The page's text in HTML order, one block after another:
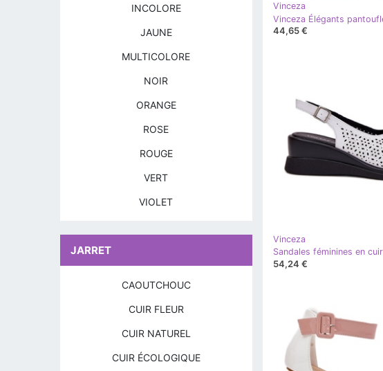
Vinceza
44,65 €
Vinceza
54,24 €
INCOLORE
JAUNE
MULTICOLORE
NOIR
ORANGE
ROSE
ROUGE
VERT
VIOLET
JARRET
CAOUTCHOUC
CUIR FLEUR
CUIR NATUREL
CUIR ÉCOLOGIQUE